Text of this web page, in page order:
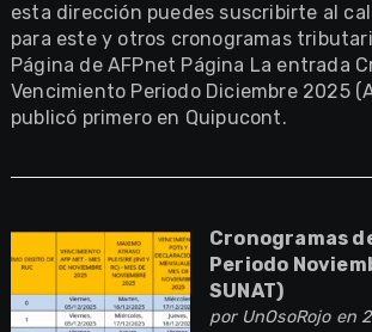
esta dirección puedes suscribirte al
para este y otros cronogramas
Página de AFPnet Página La entrada
Vencimiento Periodo Diciembre 2025
publicó primero en Quipucont.
Cronogramas
Periodo
SUNAT)
por UnOsoRojoen 2